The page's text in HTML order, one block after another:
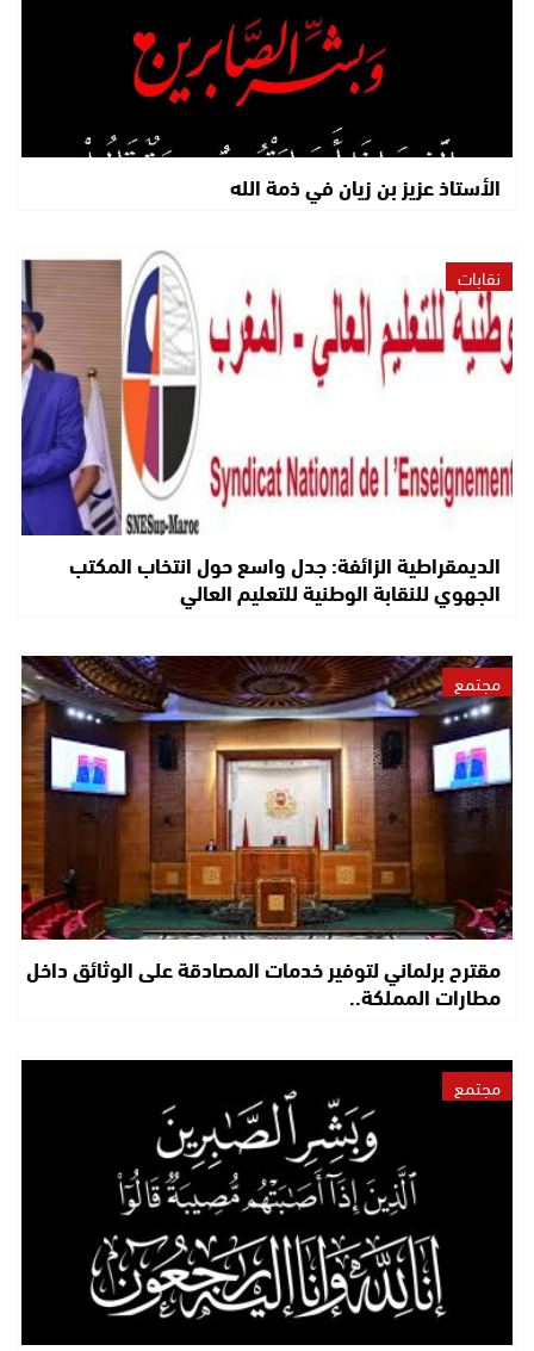
الأستاذ عزيز بن زيان في ذمة الله
نقابات
الديمقراطية الزائفة: جدل واسع حول انتخاب المكتب
الجهوي للنقابة الوطنية للتعليم العالي
مجتمع
مقترح برلماني لتوفير خدمات المصادقة على الوثائق داخل
مطارات المملكة..
مجتمع